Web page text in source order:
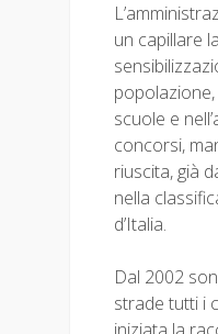
un capillare
scuole e
concorsi,
riuscita, già
nella
d’Italia.
Dal 2002
strade tutti i